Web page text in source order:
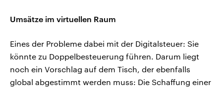
Umsätze im virtuellen Raum
Eines der Probleme dabei mit der Digitalsteuer: Sie
könnte zu Doppelbesteuerung führen. Darum liegt
noch ein Vorschlag auf dem Tisch, der ebenfalls
global abgestimmt werden muss: Die Schaffung einer